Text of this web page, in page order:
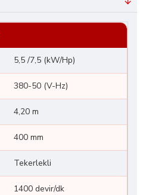
5,5 /7,5 (kW/Hp)
380-50 (V-Hz)
4,20 m
400 mm
Tekerlekli
1400 devir/dk